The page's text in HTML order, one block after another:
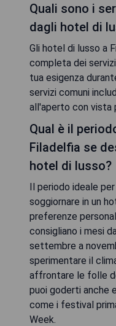
Quali sono i
dagli hotel di
Gli hotel di lusso a
completa dei
tua esigenza
servizi comuni
all'aperto con vista
Qual è il
Filadelfia se
hotel di lusso?
Il periodo ideale
soggiornare in un
preferenze
consigliano i mesi
settembre a
sperimentare il
affrontare le folle
puoi goderti anche
come i festival
Week.